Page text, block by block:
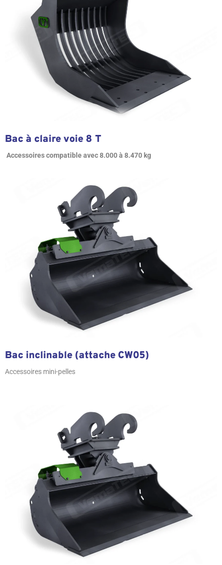
Bac à claire voie 8 T
Accessoires compatible avec 8.000 à 8.470 kg
Bac inclinable (attache CW05)
Accessoires mini-pelles